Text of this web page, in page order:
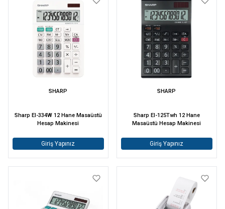
SHARP
Sharp El-334W 12 Hane Masaüstü
Hesap Makinesi
Giriş Yapınız
SHARP
Sharp El-125Twh 12 Hane
Masaüstü Hesap Makinesi
Giriş Yapınız